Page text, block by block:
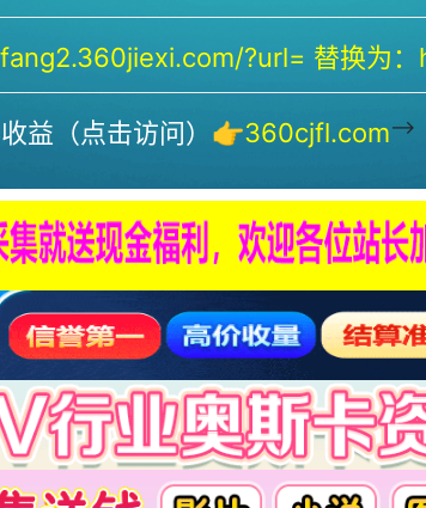
?url= 替换为
益（点击访问）👉360cjfl.com-->